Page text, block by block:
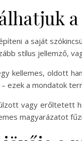
a saját
stílus jellemző,
kellemes, oldott
ezek a mondatok
vagy erőltetett
magyarázatot